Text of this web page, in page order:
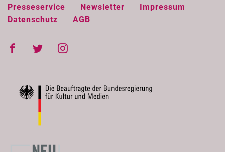
Presseservice
Newsletter
Impressum
Datenschutz
AGB